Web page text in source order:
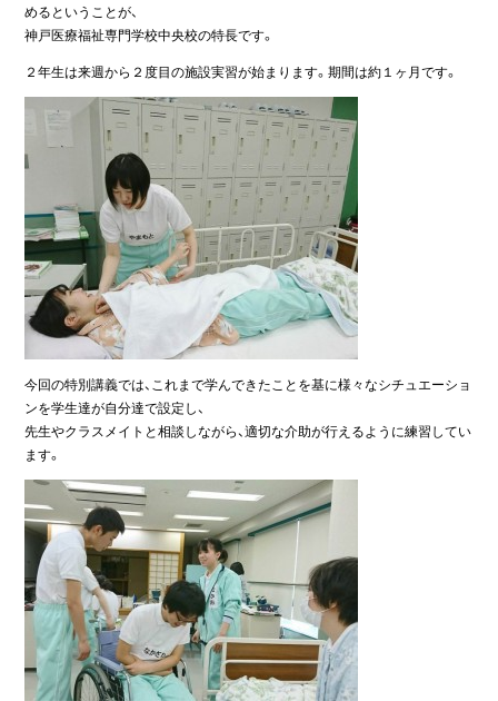
めるということが、
神戸医療福祉専門学校中央校の特長です。
２年生は来週から２度目の施設実習が始まります。期間は約１ヶ月です。
今回の特別講義では、これまで学んできたことを基に様々なシチュエーショ
ンを学生達が自分達で設定し、
先生やクラスメイトと相談しながら、適切な介助が行えるように練習してい
ます。